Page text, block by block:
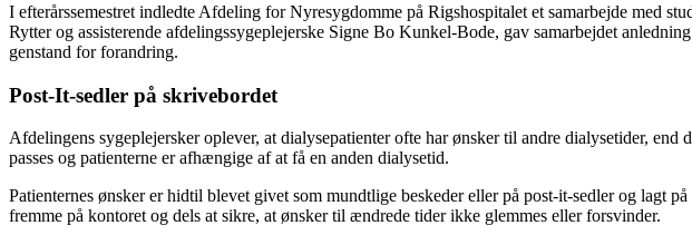
I efterårssemestret indledte Afdeling for Nyresygdomme på Rigshospitalet et samarbejde med
Rytter og assisterende afdelingssygeplejerske Signe Bo Kunkel-Bode, gav samarbejdet
genstand for forandring.
Post-It-sedler på skrivebordet
Afdelingens sygeplejersker oplever, at dialysepatienter ofte har ønsker til andre dialysetider,
passes og patienterne er afhængige af at få en anden dialysetid.
Patienternes ønsker er hidtil blevet givet som mundtlige beskeder eller på post-it-sedler og lagt
fremme på kontoret og dels at sikre, at ønsker til ændrede tider ikke glemmes eller forsvinder.